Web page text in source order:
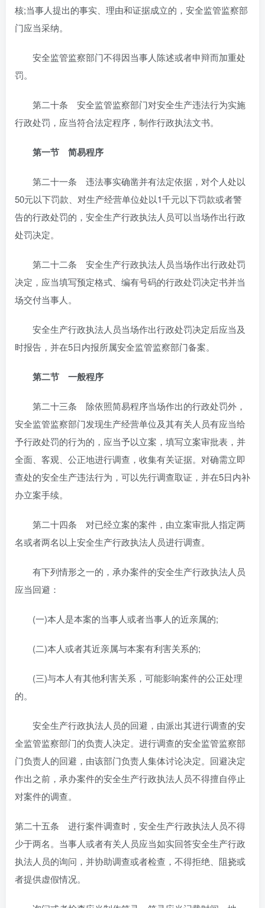
核;当事人提出的事实、理由和证据成立的，安全监管监察部
门应当采纳。
安全监管监察部门不得因当事人陈述或者申辩而加重处
罚。
第二十条 安全监管监察部门对安全生产违法行为实施
行政处罚，应当符合法定程序，制作行政执法文书。
第一节 简易程序
第二十一条 违法事实确凿并有法定依据，对个人处以
50元以下罚款、对生产经营单位处以1千元以下罚款或者警
告的行政处罚的，安全生产行政执法人员可以当场作出行政
处罚决定。
第二十二条 安全生产行政执法人员当场作出行政处罚
决定，应当填写预定格式、编有号码的行政处罚决定书并当
场交付当事人。
安全生产行政执法人员当场作出行政处罚决定后应当及
时报告，并在5日内报所属安全监管监察部门备案。
第二节 一般程序
第二十三条 除依照简易程序当场作出的行政处罚外，
安全监管监察部门发现生产经营单位及其有关人员有应当给
予行政处罚的行为的，应当予以立案，填写立案审批表，并
全面、客观、公正地进行调查，收集有关证据。对确需立即
查处的安全生产违法行为，可以先行调查取证，并在5日内补
办立案手续。
第二十四条 对已经立案的案件，由立案审批人指定两
名或者两名以上安全生产行政执法人员进行调查。
有下列情形之一的，承办案件的安全生产行政执法人员
应当回避：
(一)本人是本案的当事人或者当事人的近亲属的;
(二)本人或者其近亲属与本案有利害关系的;
(三)与本人有其他利害关系，可能影响案件的公正处理
的。
安全生产行政执法人员的回避，由派出其进行调查的安
全监管监察部门的负责人决定。进行调查的安全监管监察部
门负责人的回避，由该部门负责人集体讨论决定。回避决定
作出之前，承办案件的安全生产行政执法人员不得擅自停止
对案件的调查。
第二十五条 进行案件调查时，安全生产行政执法人员不得
少于两名。当事人或者有关人员应当如实回答安全生产行政
执法人员的询问，并协助调查或者检查，不得拒绝、阻挠或
者提供虚假情况。